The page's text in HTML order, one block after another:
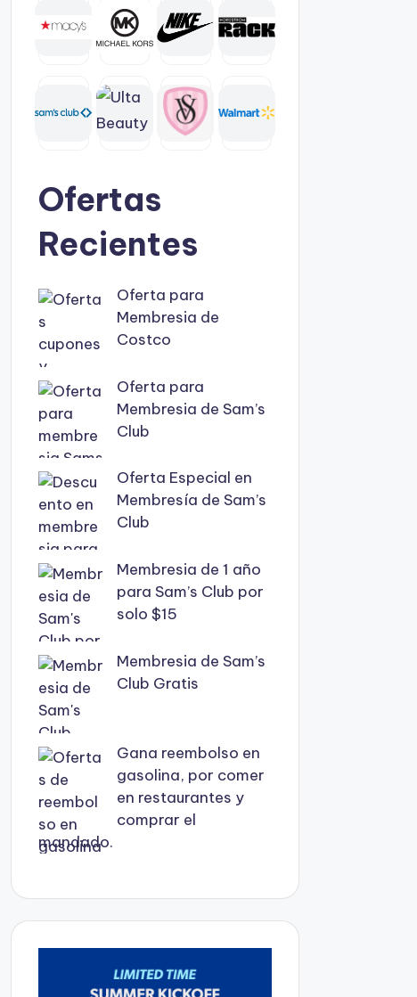
Ofertas
Recientes
Oferta para
Membresia de
Costco
Oferta para
Membresia de Sam’s
Club
Oferta Especial en
Membresía de Sam’s
Club
Membresia de 1 año
para Sam’s Club por
solo $15
Membresia de Sam’s
Club Gratis
Gana reembolso en
gasolina, por comer
en restaurantes y
comprar el
mandado.